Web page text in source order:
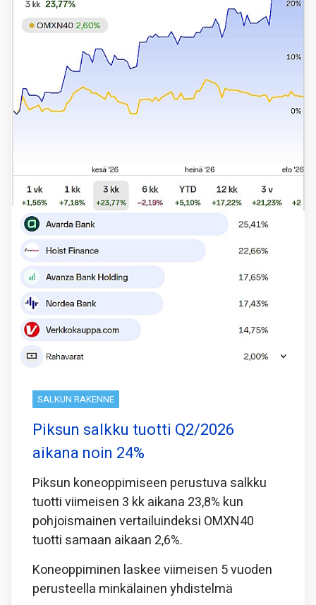
SALKUN RAKENNE
Piksun salkku tuotti Q2/2026
aikana noin 24%
Piksun koneoppimiseen perustuva salkku
tuotti viimeisen 3 kk aikana 23,8% kun
pohjoismainen vertailuindeksi OMXN40
tuotti samaan aikaan 2,6%.
Koneoppiminen laskee viimeisen 5 vuoden
perusteella minkälainen yhdistelmä